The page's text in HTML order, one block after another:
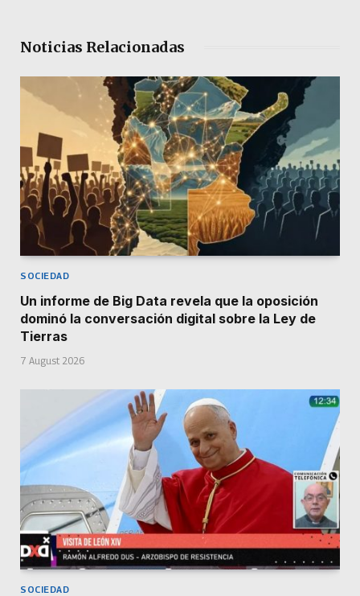
Noticias Relacionadas
SOCIEDAD
Un informe de Big Data revela que la oposición
dominó la conversación digital sobre la Ley de
Tierras
7 August 2026
SOCIEDAD